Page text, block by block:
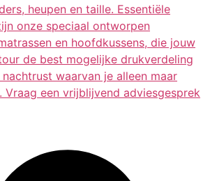
heupen en taille. Essentiële
onze speciaal ontworpen
en hoofdkussens, die jouw
de best mogelijke drukverdeling
waarvan je alleen maar
Vraag een vrijblijvend adviesgesprek